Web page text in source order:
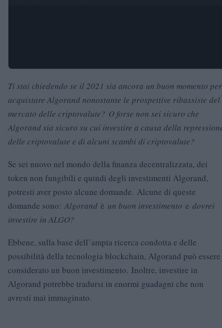
Ti stai chiedendo se il 2021 sia ancora un buon momento per
acquistare Algorand nonostante le prospettive ribassiste del
mercato delle criptovalute? O forse non sei sicuro che
Algorand sia sicuro su cui investire a causa della
delle criptovalute e di alcuni scambi di criptovalute?
Se sei nuovo nel mondo della finanza decentralizzata, dei
token non fungibili e quindi degli investimenti Algorand,
potresti aver posto alcune domande. Alcune di queste
domande sono:Algorand è un buon investimento e dovrei
investire in ALGO?
Ebbene, sulla base dell’ampia ricerca condotta e delle
possibilità della tecnologia blockchain, Algorand può essere
considerato un buon investimento. Inoltre, investire in
Algorand potrebbe tradursi in enormi guadagni che non
avresti mai immaginato.